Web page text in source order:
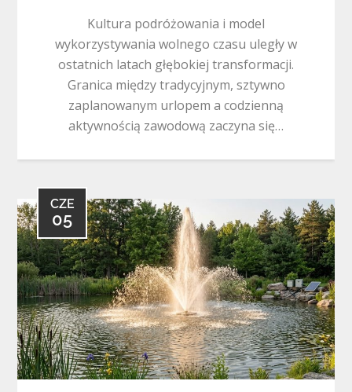
Kultura podróżowania i model
wykorzystywania wolnego czasu uległy w
ostatnich latach głębokiej transformacji.
Granica między tradycyjnym, sztywno
zaplanowanym urlopem a codzienną
aktywnością zawodową zaczyna się…
CZE
05